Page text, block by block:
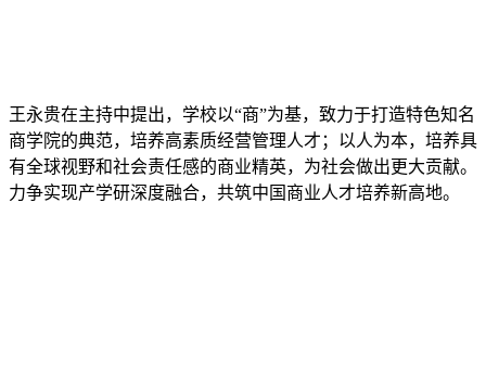
王永贵在主持中提出，学校以“商”为基，致力于打造特色知名
商学院的典范，培养高素质经营管理人才；以人为本，培养具
有全球视野和社会责任感的商业精英，为社会做出更大贡献。
力争实现产学研深度融合，共筑中国商业人才培养新高地。